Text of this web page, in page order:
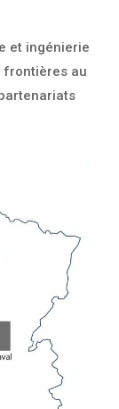
et ingénierie
frontières au